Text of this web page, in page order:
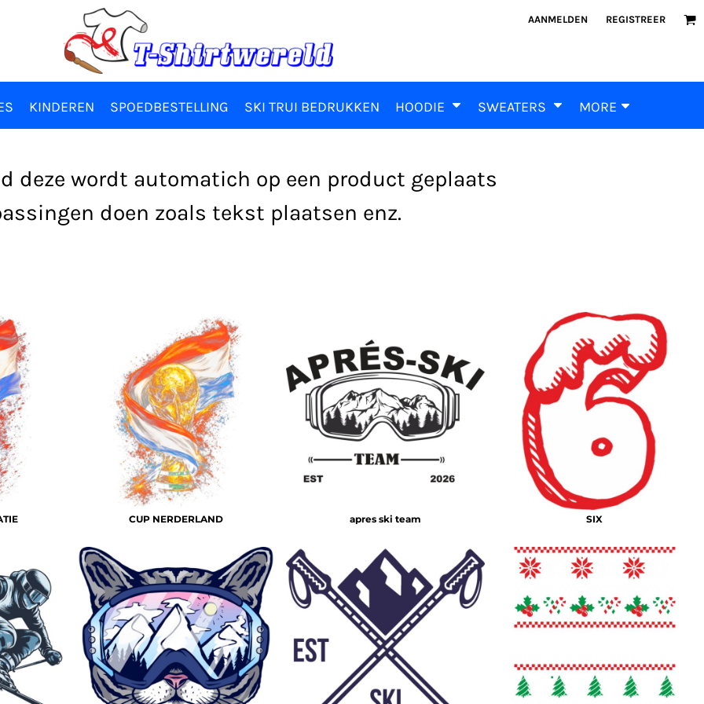
AANMELDEN REGISTREER
KINDEREN SPOEDBESTELLING SKI TRUI BEDRUKKEN HOODIE SWEATERS MORE
deze wordt automatich op een product geplaats
doen zoals tekst plaatsen enz.
CUP NERDERLAND apres ski team SIX